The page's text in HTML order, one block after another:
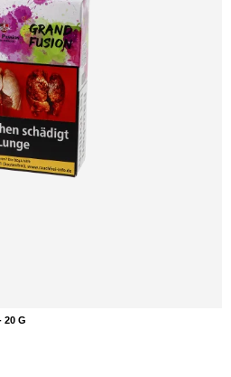
DETAILS